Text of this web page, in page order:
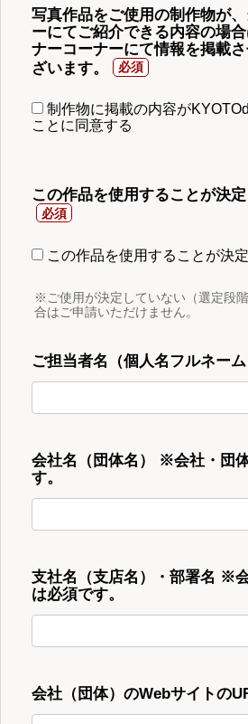
写真作品をご使用の制作物が
ーにてご紹介できる内容の場
ナーコーナーにて情報を掲載
ざいます。
制作物に掲載の内容が
ことに同意する
この作品を使用することが決
この作品を使用することが決
※ご使用が決定していない（選定段
合はご申請いただけません。
ご担当者名（個人名フルネーム
会社名（団体名） ※会社・団
す。
支社名（支店名）・部署名 ※
は必須です。
会社（団体）のWebサイトの